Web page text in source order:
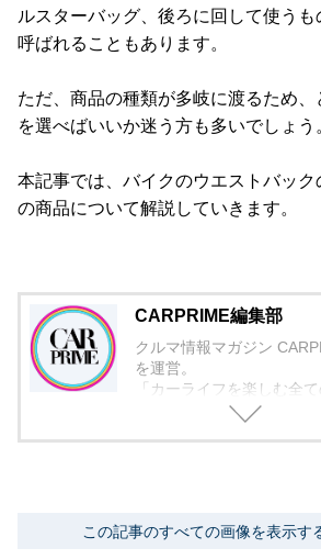
ルスターバッグ、後ろに回して使うも
呼ばれることもあります。
ただ、商品の種類が多岐に渡るため
を選べばいいか迷う方も多いでしょう
本記事では、バイクのウエストバッ
の商品について解説していきます。
CARPRIME編集部
クルマ情報マガジン
を運営。
「カーライフを楽しむ全
げ、編集に取り組んでいま
この記事のすべての画像を表示す